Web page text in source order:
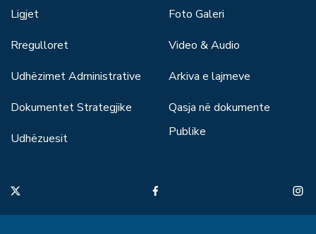
Ligjet
Rregulloret
Udhëzimet Administrative
Dokumentet Strategjike
Udhëzuesit
Foto Galeri
Video & Audio
Arkiva e lajmeve
Qasja në dokumente
Publike